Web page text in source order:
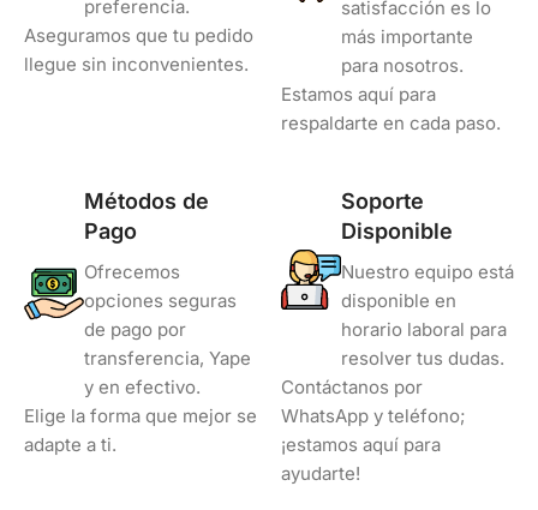
preferencia.
Aseguramos que tu pedido
llegue sin inconvenientes.
satisfacción es lo
más importante
para nosotros.
Estamos aquí para
respaldarte en cada paso.
Métodos de
Pago
Ofrecemos
opciones seguras
de pago por
transferencia, Yape
y en efectivo.
Elige la forma que mejor se
adapte a ti.
Soporte
Disponible
Nuestro equipo está
disponible en
horario laboral para
resolver tus dudas.
Contáctanos por
WhatsApp y teléfono;
¡estamos aquí para
ayudarte!